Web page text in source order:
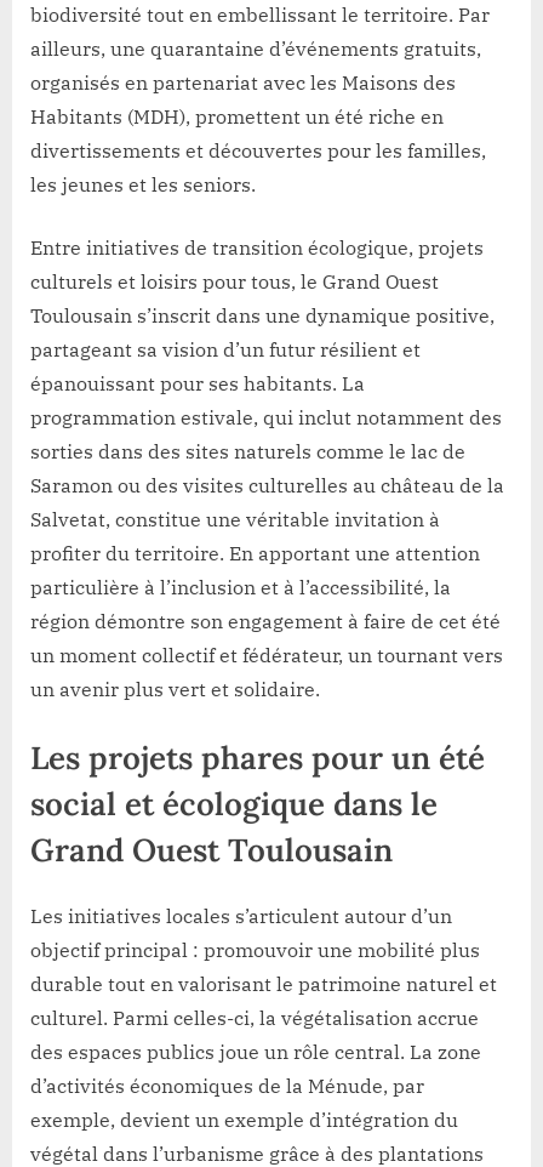
biodiversité tout en embellissant le territoire. Par
ailleurs, une quarantaine d’événements gratuits,
organisés en partenariat avec les Maisons des
Habitants (MDH), promettent un été riche en
divertissements et découvertes pour les familles,
les jeunes et les seniors.
Entre initiatives de transition écologique, projets
culturels et loisirs pour tous, le Grand Ouest
Toulousain s’inscrit dans une dynamique positive,
partageant sa vision d’un futur résilient et
épanouissant pour ses habitants. La
programmation estivale, qui inclut notamment des
sorties dans des sites naturels comme le lac de
Saramon ou des visites culturelles au château de la
Salvetat, constitue une véritable invitation à
profiter du territoire. En apportant une attention
particulière à l’inclusion et à l’accessibilité, la
région démontre son engagement à faire de cet été
un moment collectif et fédérateur, un tournant vers
un avenir plus vert et solidaire.
Les projets phares pour un été
social et écologique dans le
Grand Ouest Toulousain
Les initiatives locales s’articulent autour d’un
objectif principal : promouvoir une mobilité plus
durable tout en valorisant le patrimoine naturel et
culturel. Parmi celles-ci, la végétalisation accrue
des espaces publics joue un rôle central. La zone
d’activités économiques de la Ménude, par
exemple, devient un exemple d’intégration du
végétal dans l’urbanisme grâce à des plantations